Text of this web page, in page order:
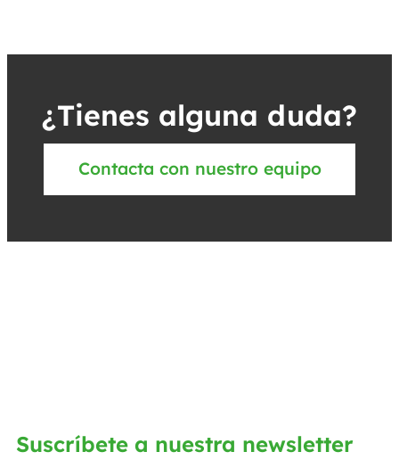
¿Tienes alguna duda?
Contacta con nuestro equipo
Suscríbete a nuestra newsletter